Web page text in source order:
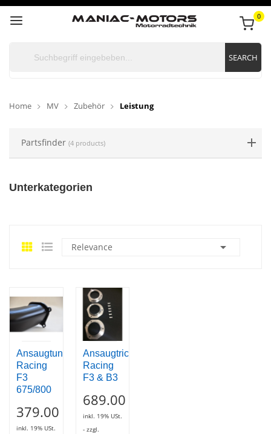
0
SEARCH
Home MV Zubehör Leistung
Partsfinder (4 products)
Unterkategorien
Relevance 
Ansaugtunnel
Racing
F3
675/800
379.00
inkl. 19% USt.
Ansaugtrichter
Racing
F3 & B3
689.00
inkl. 19% USt.
- zzgl.